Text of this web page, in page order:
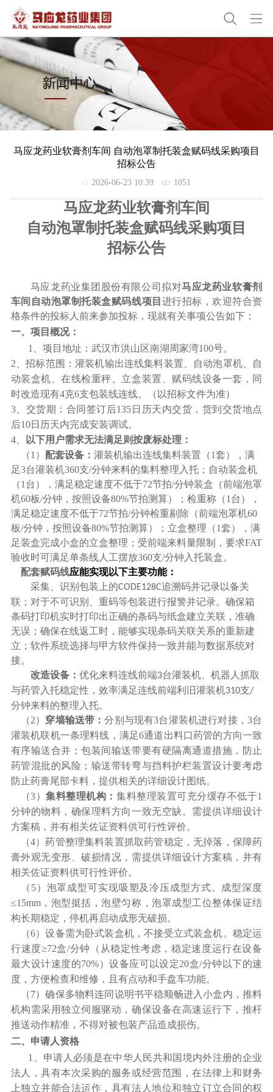
马应龙药业软膏剂车间 自动泡罩制托装盒赋码线采购项目
招标公告
2026-06-23 10:39 1051
马应龙药业软膏剂车间
自动泡罩制托装盒赋码线采购项目
招标公告
马应龙药业集团股份有限公司拟对马应龙药业软膏剂
车间自动泡罩制托装盒赋码线项目 进行招标，欢迎符合资
格条件的投标人前来参加投标，现就有关事项公告如下：
一、项目概况：
1
、项目地址：武汉市洪山区南湖周家湾100号。
2 、招标范围：灌装机输出连线集料装置、自动泡罩机、自
动装盒机、在线检重秤、立盒装置、赋码线设备一套，同
时改造现有4克6支包装线连线。
（以招标文件为准）
3、 交货期：合同签订后135日历天内交货，货到交货地点
后10日历天内完成安装调试。
4、
以下用户需求无法满足则按废标处理：
（1） 配套设备： 灌装机输出连线集料装置（1套），满
足3台灌装机360支/分钟来料的集料整理入托；自动装盒机
（1台），满足稳定速度不低于72节拍/分钟装盒（前端泡罩
机60板/分钟，按照设备80%节拍测算）；检重称（1台），
满足稳定速度不低于72节拍/分钟检重剔除（前端泡罩机60
板/分钟，按照设备80%节拍测算）；立盒整理（1套），满
足装盒完成小盒的立盒整理；受前端来料量限制，要求FAT
验收时可满足单条线人工摆放360支/分钟入托装盒。
配套赋码线应能实现以下主要功能：
采集、识别包装上的CODE128C追溯码并记录以备关
联 ； 对于不可识别、重码等包装进行报警并记录。确保箱
条码打印机实时打印出正确的条码与纸盒建立关联，准确
无误； 确保在线返工时，能够实现条码关联关系的重新建
立 ；软件系统选择与甲方软件保持一致并能与数据系统对
接。
改造设备：优化来料连线前端3台灌装机、机器人抓取
与药管入托稳定性，效率满足连线前端利旧灌装机310支/
分钟来料的整理入托。
（2） 穿墙输送带：分别与现有3台灌装机进行对接， 3台
灌装机联机一条理料线，满足6通道出料口药管的方向一致
有序输送合并；包装间输送带要有硬隔离通道措施，防止
药管混批的风险；输送带转弯与挡料护栏装置设计要考虑
防止药膏尾部卡料，提供相关的详细设计图纸。
（3）集料整理机构： 集料整理装置可充分缓存不低于1
分钟的物料，确保理料方向一致无空缺。需提供详细设计
方案稿，并有相关佐证资料供可行性评价。
（4）药管整理集料装置抓取药管稳定，无掉落，保障药
膏外观无变形、破损情况，需提供详细设计方案稿，并有
相关佐证资料供可行性评价。
（5） 泡罩成型可实现吸塑及冷压成型方式。成型深度
≤15mm，泡型挺括，泡壁匀称，泡罩成型工位整体保证结
构长期稳定，停机再启动成形无破损。
（6）设备需为卧式装盒机，不接受立式装盒机。稳定运
行速度≥72盒/分钟（从稳定性考虑，稳定速度运行在设备
最大设计速度的70%）设备应可以设定20盒/分钟以下的速
度，方便检查和维修，且有点动和手盘车功能。
（7）确保多物料连同说明书平稳顺畅进入小盒内，推料
机构需采用独立伺服驱动，确保设备在高速运行下，推杆
推送动作精准，不得对被包装产品造成损伤。
二、申请人资格
1
、申请人必须是在中华人民共和国境内外注册的企业
法人，具有本次采购的服务或经营范围，在法律上和财务
上独立并能合法运作，具有法人地位和独立订立合同的权